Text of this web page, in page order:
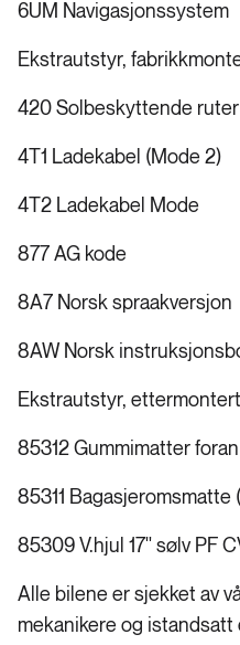
6UM Navigasjonssystem
Ekstrautstyr,
420 Solbeskyttende ruter
4T1 Ladekabel (Mode 2)
4T2 Ladekabel Mode
877 AG kode
8A7 Norsk spraakversjon
8AW Norsk
Ekstrautstyr, ettermontert
85312 Gummimatter
85311 Bagasjeromsmatte
85309 V.hjul 17'' sølv PF
Alle bilene er sjekket av
mekanikere og